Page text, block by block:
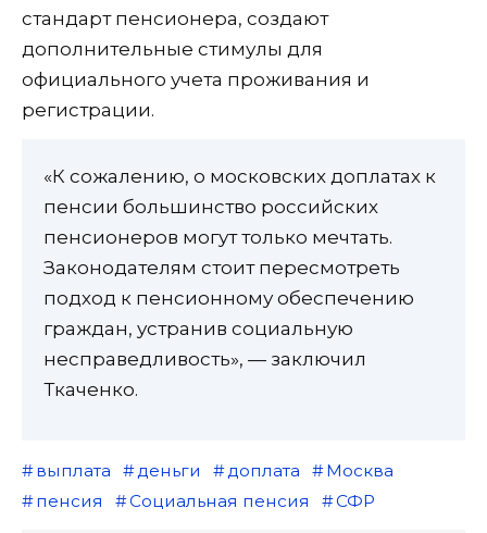
стандарт пенсионера, создают
дополнительные стимулы для
официального учета проживания и
регистрации.
«К сожалению, о московских доплатах к
пенсии большинство российских
пенсионеров могут только мечтать.
Законодателям стоит пересмотреть
подход к пенсионному обеспечению
граждан, устранив социальную
несправедливость», — заключил
Ткаченко.
выплата деньги доплата
Москва
пенсия
Социальная пенсия СФР